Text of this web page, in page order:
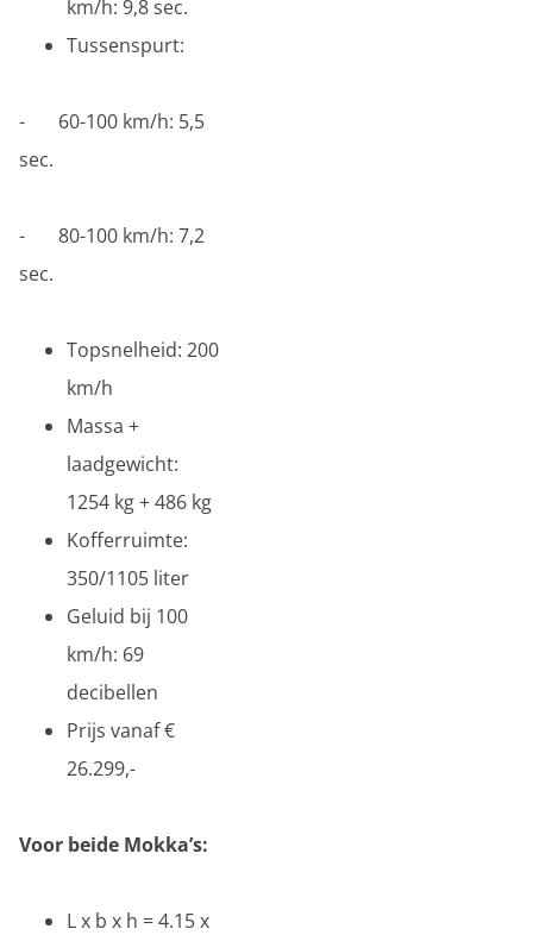
km/h: 9,8 sec.
Tussenspurt:
- 60-100 km/h: 5,5
sec.
- 80-100 km/h: 7,2
sec.
Topsnelheid: 200
km/h
Massa +
laadgewicht:
1254 kg + 486 kg
Kofferruimte:
350/1105 liter
Geluid bij 100
km/h: 69
decibellen
Prijs vanaf €
26.299,-
Voor beide Mokka’s:
L x b x h = 4.15 x